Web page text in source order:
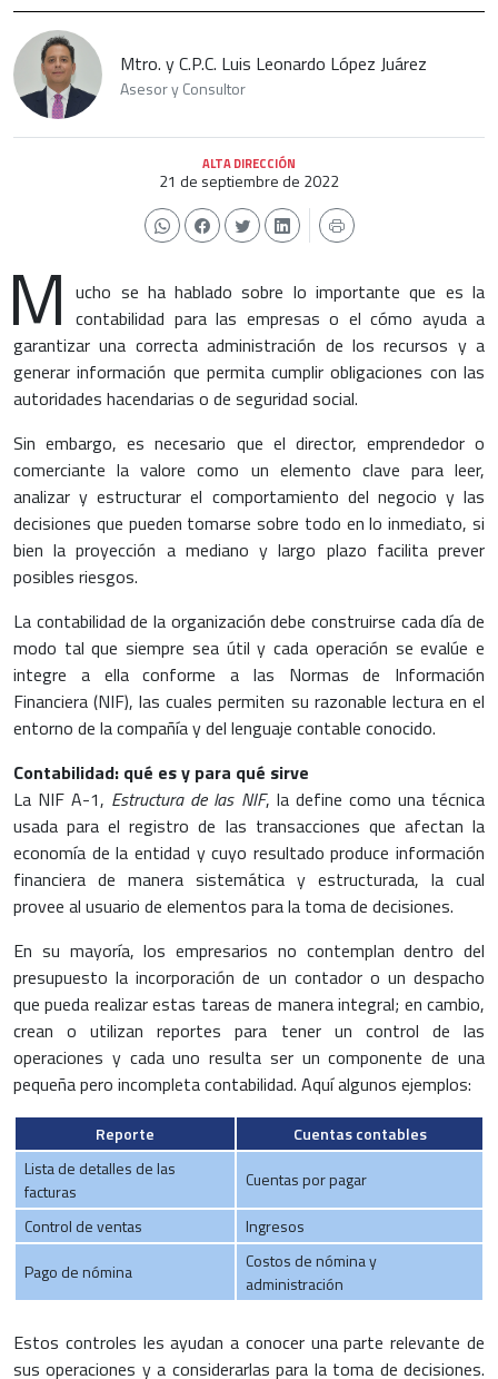
Mtro. y C.P.C. Luis Leonardo López Juárez
Asesor y Consultor
ALTA DIRECCIÓN
21 de septiembre de 2022
M ucho se ha hablado sobre lo importante que es la
contabilidad para las empresas o el cómo ayuda a
garantizar una correcta administración de los recursos y a
generar información que permita cumplir obligaciones con las
autoridades hacendarias o de seguridad social.
Sin embargo, es necesario que el director, emprendedor o
comerciante la valore como un elemento clave para leer,
analizar y estructurar el comportamiento del negocio y las
decisiones que pueden tomarse sobre todo en lo inmediato, si
bien la proyección a mediano y largo plazo facilita prever
posibles riesgos.
La contabilidad de la organización debe construirse cada día de
modo tal que siempre sea útil y cada operación se evalúe e
integre a ella conforme a las Normas de Información
Financiera (NIF), las cuales permiten su razonable lectura en el
entorno de la compañía y del lenguaje contable conocido.
Contabilidad: qué es y para qué sirve
La NIF A-1, Estructura de las NIF, la define como una técnica
usada para el registro de las transacciones que afectan la
economía de la entidad y cuyo resultado produce información
financiera de manera sistemática y estructurada, la cual
provee al usuario de elementos para la toma de decisiones.
En su mayoría, los empresarios no contemplan dentro del
presupuesto la incorporación de un contador o un despacho
que pueda realizar estas tareas de manera integral; en cambio,
crean o utilizan reportes para tener un control de las
operaciones y cada uno resulta ser un componente de una
pequeña pero incompleta contabilidad. Aquí algunos ejemplos:
Reporte
Cuentas contables
Lista de detalles de las
facturas
Cuentas por pagar
Control de ventas
Ingresos
Pago de nómina
Costos de nómina y
administración
Estos controles les ayudan a conocer una parte relevante de
sus operaciones y a considerarlas para la toma de decisiones.